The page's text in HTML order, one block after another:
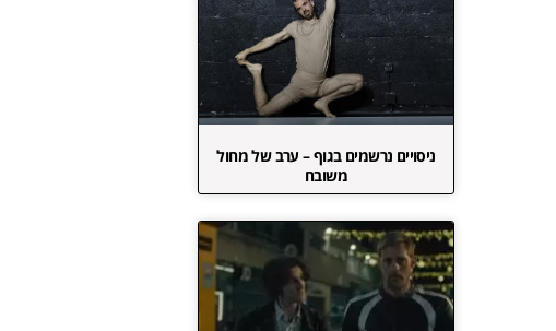
ניסויים נרשמים בגוף – ערב של מחול
משובח